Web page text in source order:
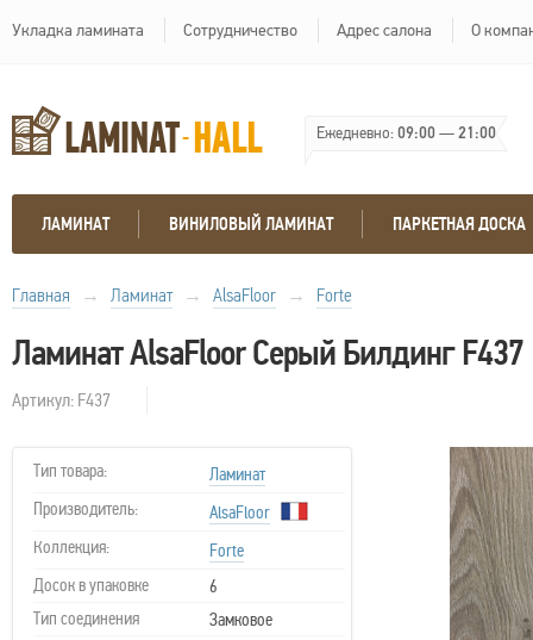
Укладка ламината Сотрудничество Адрес салона О
Ежедневно:09:00—21:00
ЛАМИНАТ ВИНИЛОВЫЙ ЛАМИНАТ ПАРКЕТНАЯ ДОСКА
Главная → Ламинат → AlsaFloor → Forte
Ламинат AlsaFloor Серый Билдинг F437
Артикул: F437
Тип товара:
Ламинат
Производитель:
AlsaFloor
Коллекция:
Forte
Досок в упаковке
6
Тип соединения
Замковое